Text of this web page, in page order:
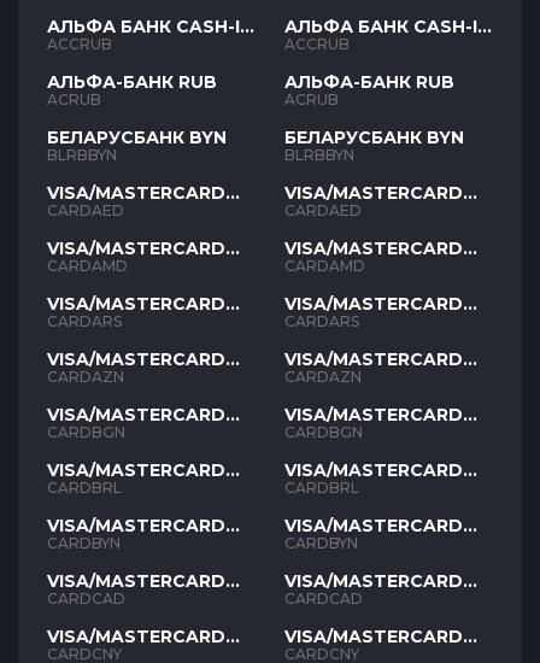
АЛЬФА БАНК CASH-IN
RUB
ACCRUB
АЛЬФА-БАНК RUB
ACRUB
БЕЛАРУСБАНК BYN
BLRBBYN
VISA/MASTERCARD
AED
CARDAED
VISA/MASTERCARD
AMD
CARDAMD
VISA/MASTERCARD
ARS
CARDARS
VISA/MASTERCARD
AZN
CARDAZN
VISA/MASTERCARD
BGN
CARDBGN
VISA/MASTERCARD
BRL
CARDBRL
VISA/MASTERCARD
BYN
CARDBYN
VISA/MASTERCARD
CAD
CARDCAD
VISA/MASTERCARD
CNY
CARDCNY
АЛЬФА БАНК CASH-IN
RUB
ACCRUB
АЛЬФА-БАНК RUB
ACRUB
БЕЛАРУСБАНК BYN
BLRBBYN
VISA/MASTERCARD
AED
CARDAED
VISA/MASTERCARD
AMD
CARDAMD
VISA/MASTERCARD
ARS
CARDARS
VISA/MASTERCARD
AZN
CARDAZN
VISA/MASTERCARD
BGN
CARDBGN
VISA/MASTERCARD
BRL
CARDBRL
VISA/MASTERCARD
BYN
CARDBYN
VISA/MASTERCARD
CAD
CARDCAD
VISA/MASTERCARD
CNY
CARDCNY